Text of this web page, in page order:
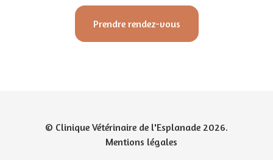
Prendre rendez-vous
© Clinique Vétérinaire de l'Esplanade 2026.
Mentions légales